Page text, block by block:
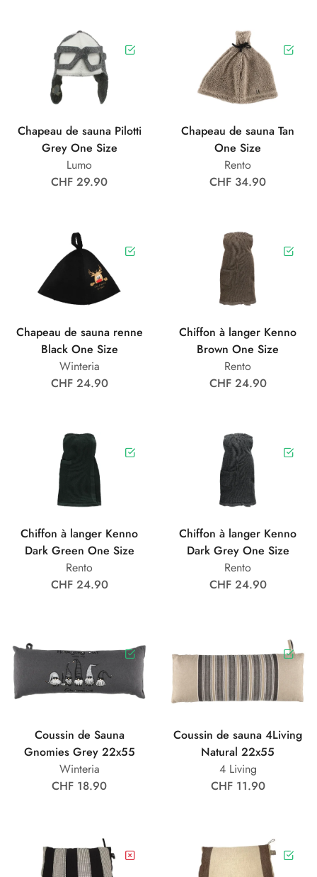
Chapeau de sauna Pilotti
Grey One Size
Lumo
CHF 29.90
Chapeau de sauna Tan
One Size
Rento
CHF 34.90
Chapeau de sauna renne
Black One Size
Winteria
CHF 24.90
Chiffon à langer Kenno
Brown One Size
Rento
CHF 24.90
Chiffon à langer Kenno
Dark Green One Size
Rento
CHF 24.90
Chiffon à langer Kenno
Dark Grey One Size
Rento
CHF 24.90
Coussin de Sauna
Gnomies Grey 22x55
Winteria
CHF 18.90
Coussin de sauna 4Living
Natural 22x55
4 Living
CHF 11.90